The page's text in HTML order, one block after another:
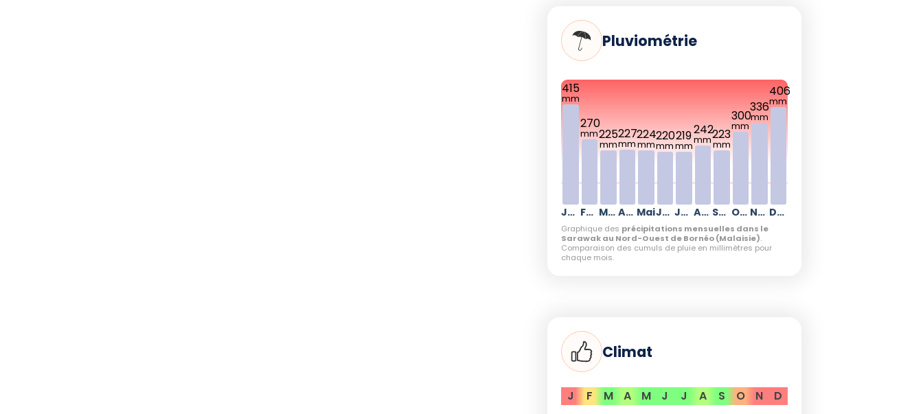
Pluviométrie
Janvier
415
mm
Février
270
mm
Mars
225
mm
Avril
227
mm
Mai
224
mm
Juin
220
mm
Juillet
219
mm
Août
242
mm
Septembre
223
mm
Octobre
300
mm
Novembre
336
mm
Décembre
406
mm
Graphique des précipitations mensuelles dans le
Sarawak au Nord-Ouest de Bornéo (Malaisie).
Comparaison des cumuls de pluie en millimètres pour
chaque mois.
Climat
J F M A M J J A S O N D